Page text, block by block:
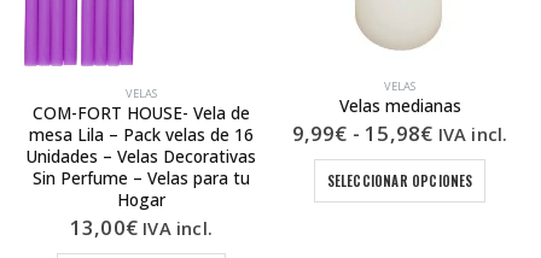
VELAS
COM-FORT HOUSE- Vela de
mesa Lila – Pack velas de 16
Unidades – Velas Decorativas
Sin Perfume – Velas para tu
Hogar
13,00€ IVA incl.
VELAS
Velas medianas
9,99€ - 15,98€Rango
precios:
desde
9,99€
IVA incl.
SELECCIONAR OPCIONES
Este producto tiene múltiples variantes. Las opciones se pueden elegir en